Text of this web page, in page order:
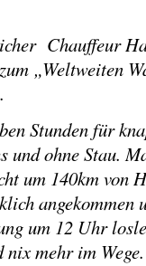
Chauffeur
„Weltweiten
Stunden für
und ohne Stau.
um 140km von
angekommen
um 12 Uhr
mehr im Wege.